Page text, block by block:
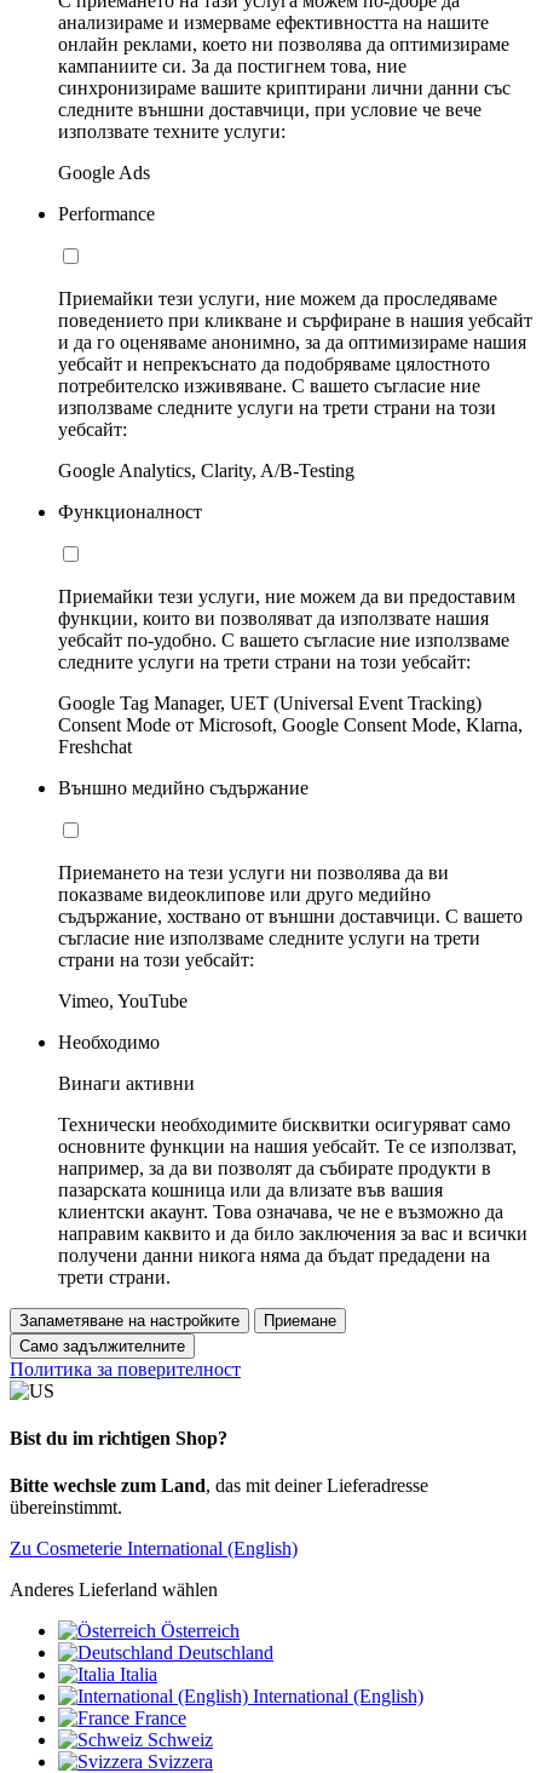
анализираме и измерваме ефективността на нашите
онлайн реклами, което ни позволява да оптимизираме
кампаниите си. За да постигнем това, ние
синхронизираме вашите криптирани лични данни със
следните външни доставчици, при условие че вече
използвате техните услуги:
Google Ads
Performance
Приемайки тези услуги, ние можем да проследяваме
поведението при кликване и сърфиране в нашия уебсайт
и да го оценяваме анонимно, за да оптимизираме нашия
уебсайт и непрекъснато да подобряваме цялостното
потребителско изживяване. С вашето съгласие ние
използваме следните услуги на трети страни на този
уебсайт:
Google Analytics, Clarity, A/B-Testing
Функционалност
Приемайки тези услуги, ние можем да ви предоставим
функции, които ви позволяват да използвате нашия
уебсайт по-удобно. С вашето съгласие ние използваме
следните услуги на трети страни на този уебсайт:
Google Tag Manager, UET (Universal Event Tracking)
Consent Mode от Microsoft, Google Consent Mode, Klarna,
Freshchat
Външно медийно съдържание
Приемането на тези услуги ни позволява да ви
показваме видеоклипове или друго медийно
съдържание, хоствано от външни доставчици. С вашето
съгласие ние използваме следните услуги на трети
страни на този уебсайт:
Vimeo, YouTube
Необходимо
Винаги активни
Технически необходимите бисквитки осигуряват само
основните функции на нашия уебсайт. Те се използват,
например, за да ви позволят да събирате продукти в
пазарската кошница или да влизате във вашия
клиентски акаунт. Това означава, че не е възможно да
направим каквито и да било заключения за вас и всички
получени данни никога няма да бъдат предадени на
трети страни.
Запаметяване на настройките
Приемане
Само задължителните
Политика за поверителност
Bist du im richtigen Shop?
Bitte wechsle zum Land, das mit deiner Lieferadresse
übereinstimmt.
Zu Cosmeterie International (English)
Anderes Lieferland wählen
Österreich
Deutschland
Italia
International (English)
France
Schweiz
Svizzera